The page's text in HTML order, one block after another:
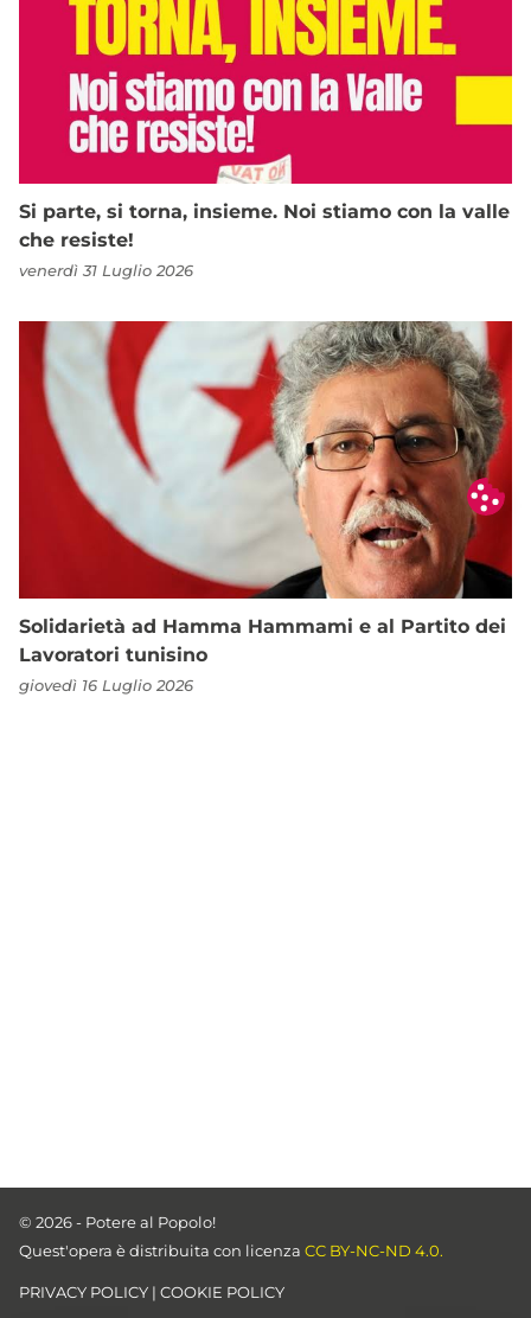
Si parte, si torna, insieme. Noi stiamo con la valle
che resiste!
venerdì 31 Luglio 2026
Solidarietà ad Hamma Hammami e al Partito dei
Lavoratori tunisino
giovedì 16 Luglio 2026
© 2026 - Potere al Popolo!
Quest'opera è distribuita con licenza CC BY-NC-ND 4.0.
PRIVACY POLICY | COOKIE POLICY